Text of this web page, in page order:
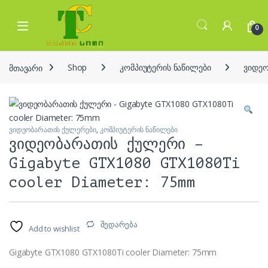
Skip to navigation
Skip to content
Open 0
მთავარი Shop კომპიუტერის ნაწილები
ვიდეობარათის ქულერები, კომპიუტერის ნაწილები
ვიდეობარათის ქულერი –
Gigabyte GTX1080 GTX1080Ti
cooler Diameter: 75mm
Add to wishlist შედარება
Gigabyte GTX1080 GTX1080Ti cooler Diameter: 75mm